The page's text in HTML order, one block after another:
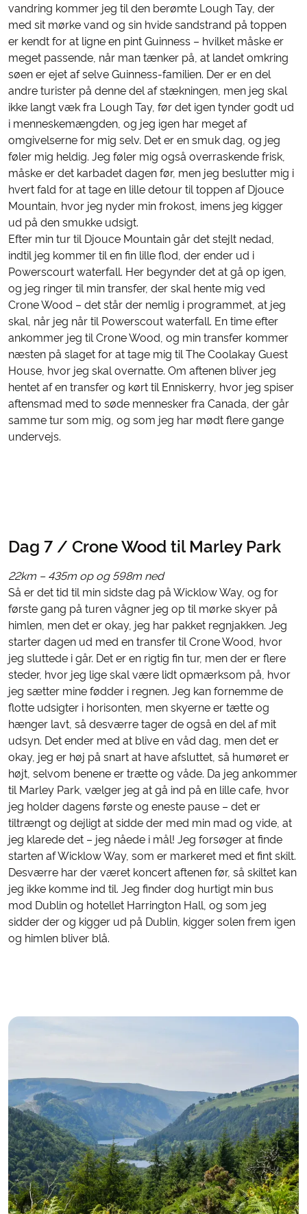
vandring kommer jeg til den berømte Lough Tay, der
med sit mørke vand og sin hvide sandstrand på toppen
er kendt for at ligne en pint Guinness – hvilket måske er
meget passende, når man tænker på, at landet omkring
søen er ejet af selve Guinness-familien. Der er en del
andre turister på denne del af stækningen, men jeg skal
ikke langt væk fra Lough Tay, før det igen tynder godt ud
i menneskemængden, og jeg igen har meget af
omgivelserne for mig selv. Det er en smuk dag, og jeg
føler mig heldig. Jeg føler mig også overraskende frisk,
måske er det karbadet dagen før, men jeg beslutter mig i
hvert fald for at tage en lille detour til toppen af Djouce
Mountain, hvor jeg nyder min frokost, imens jeg kigger
ud på den smukke udsigt.
Efter min tur til Djouce Mountain går det stejlt nedad,
indtil jeg kommer til en fin lille flod, der ender ud i
Powerscourt waterfall. Her begynder det at gå op igen,
og jeg ringer til min transfer, der skal hente mig ved
Crone Wood – det står der nemlig i programmet, at jeg
skal, når jeg når til Powerscout waterfall. En time efter
ankommer jeg til Crone Wood, og min transfer kommer
næsten på slaget for at tage mig til The Coolakay Guest
House, hvor jeg skal overnatte. Om aftenen bliver jeg
hentet af en transfer og kørt til Enniskerry, hvor jeg spiser
aftensmad med to søde mennesker fra Canada, der går
samme tur som mig, og som jeg har mødt flere gange
undervejs.
Dag 7 / Crone Wood til Marley Park
22km – 435m op og 598m ned
Så er det tid til min sidste dag på Wicklow Way, og for
første gang på turen vågner jeg op til mørke skyer på
himlen, men det er okay, jeg har pakket regnjakken. Jeg
starter dagen ud med en transfer til Crone Wood, hvor
jeg sluttede i går. Det er en rigtig fin tur, men der er flere
steder, hvor jeg lige skal være lidt opmærksom på, hvor
jeg sætter mine fødder i regnen. Jeg kan fornemme de
flotte udsigter i horisonten, men skyerne er tætte og
hænger lavt, så desværre tager de også en del af mit
udsyn. Det ender med at blive en våd dag, men det er
okay, jeg er høj på snart at have afsluttet, så humøret er
højt, selvom benene er trætte og våde. Da jeg ankommer
til Marley Park, vælger jeg at gå ind på en lille cafe, hvor
jeg holder dagens første og eneste pause – det er
tiltrængt og dejligt at sidde der med min mad og vide, at
jeg klarede det – jeg nåede i mål! Jeg forsøger at finde
starten af Wicklow Way, som er markeret med et fint skilt.
Desværre har der været koncert aftenen før, så skiltet kan
jeg ikke komme ind til. Jeg finder dog hurtigt min bus
mod Dublin og hotellet Harrington Hall, og som jeg
sidder der og kigger ud på Dublin, kigger solen frem igen
og himlen bliver blå.